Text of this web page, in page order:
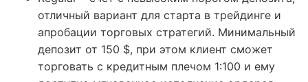
отличный вариант для старта в трейдинге и
апробации торговых стратегий. Минимальный
депозит от 150 $, при этом клиент сможет
торговать с кредитным плечом 1:100 и ему